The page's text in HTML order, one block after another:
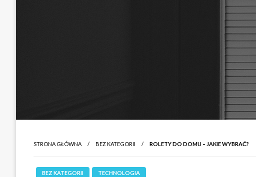
STRONA GŁÓWNA BEZ KATEGORII ROLETY DO DOMU – JAKIE WYBRAĆ?
BEZ KATEGORII TECHNOLOGIA